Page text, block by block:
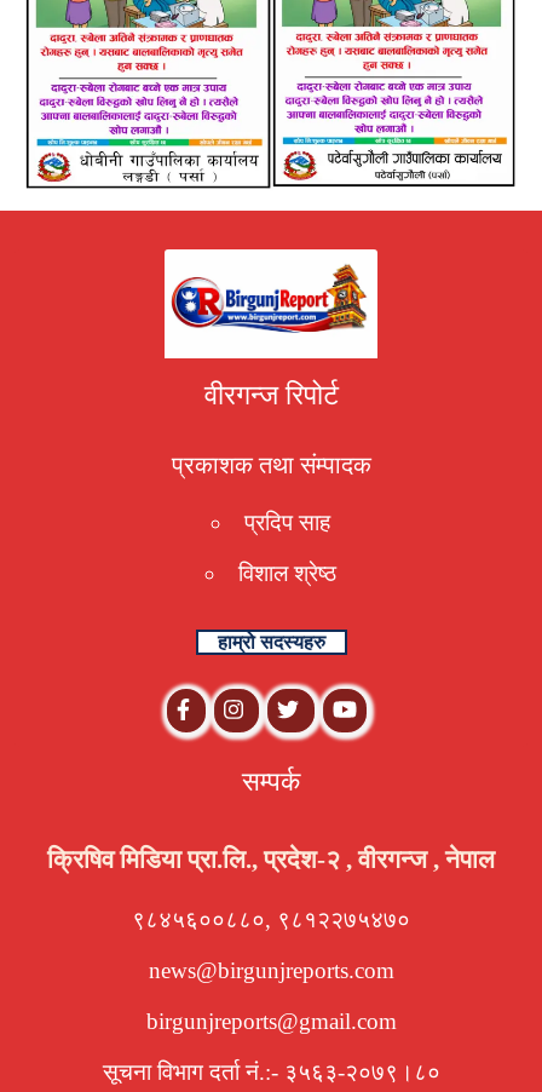
वीरगन्ज रिपोर्ट
प्रकाशक तथा संम्पादक
प्रदिप साह
विशाल श्रेष्ठ
हाम्रो सदस्यहरु
सम्पर्क
क्रिषिव मिडिया प्रा.लि., प्रदेश-२ , वीरगन्ज , नेपाल
९८४५६००८८०, ९८१२२७५४७०
news@birgunjreports.com
birgunjreports@gmail.com
सूचना विभाग दर्ता नं.:- ३५६३-२०७९।८०